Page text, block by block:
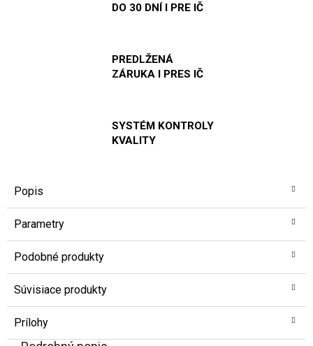
DO 30 DNÍ I PRE IČ
PREDLŽENÁ
ZÁRUKA I PRES IČ
SYSTÉM KONTROLY
KVALITY
Popis
Parametry
Podobné produkty
Súvisiace produkty
Prílohy